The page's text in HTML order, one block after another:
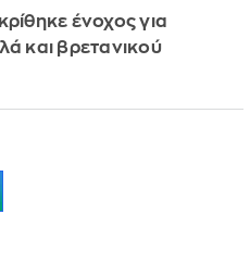
ένοχος για
και βρετανικού